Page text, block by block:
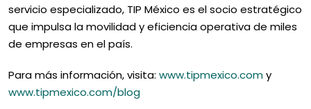
servicio especializado, TIP México es el socio estratégico
que impulsa la movilidad y eficiencia operativa de miles
de empresas en el país.
Para más información, visita: www.tipmexico.comy
www.tipmexico.com/blog